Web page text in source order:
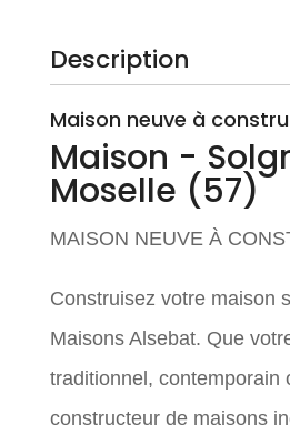
Description
Maison neuve à
Maison -
Moselle (57)
MAISON NEUVE À
Construisez votre maison
Maisons Alsebat. Que
traditionnel, contemporain
constructeur de maisons